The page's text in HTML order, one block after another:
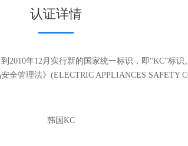
认证详情
年12月实行新的国家统一标识，即“KC”标
管理法》(ELECTRIC APPLIANCES SAFETY